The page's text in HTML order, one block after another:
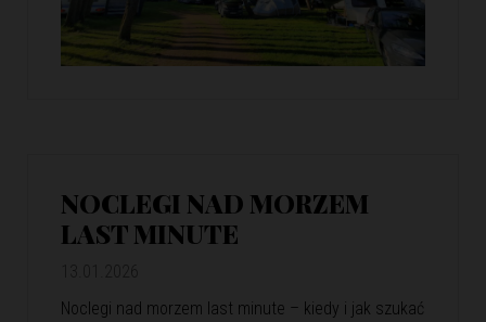
NOCLEGI NAD MORZEM
LAST MINUTE
Noclegi nad morzem last minute – kiedy i jak szukać